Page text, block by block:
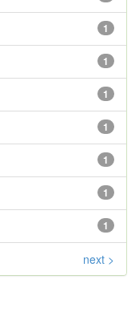
1
1
1
1
1
1
1
next >